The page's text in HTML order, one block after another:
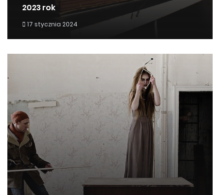
2023 rok
17 stycznia 2024